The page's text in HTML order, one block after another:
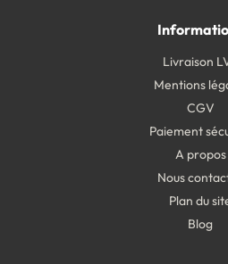
Livraison
Mentions
CGV
Paiement
A propos
Nous
Plan du
Blog